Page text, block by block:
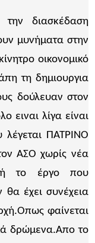
διασκέδαση
μυνήματα στην
οικονομικό
τη δημιουργια
δούλευαν στον
ειναι λίγα είναι
ΠΑΤΡΙΝΌ
ΑΣΟ χωρίς νέα
το έργο που
θα έχει συνέχεια
φαίνεται
δρώμενα.Απο το